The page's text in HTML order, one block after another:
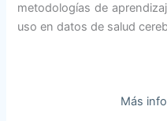
metodologías de
uso en datos de salud
Más